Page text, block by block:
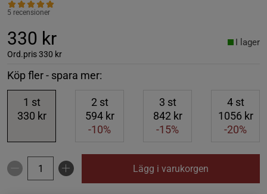
5 recensioner
330 kr
Ord.pris330 kr
I lager
Köp fler - spara mer:
1 st
330 kr
2 st
594 kr
-10%
3 st
842 kr
-15%
4st
1056 kr
-20%
Lägg i varukorgen